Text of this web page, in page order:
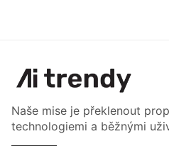
Naše mise je překlenout
technologiemi a běžnými